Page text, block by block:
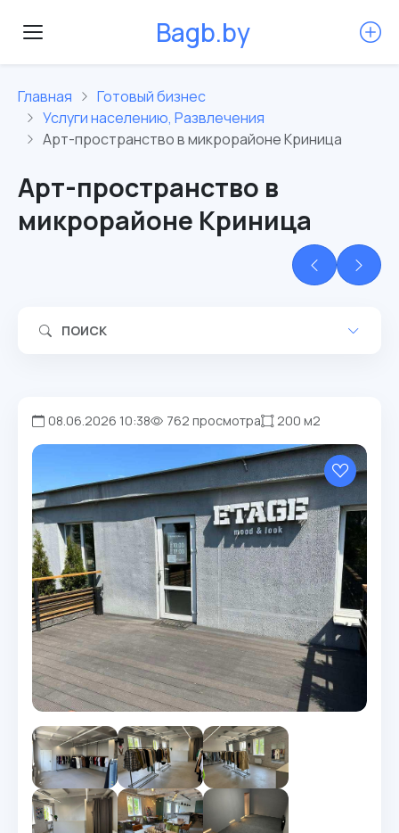
Bagb.by
Главная
Готовый бизнес
Услуги населению, Развлечения
Арт-пространство в микрорайоне Криница
Арт-пространство в
микрорайоне Криница
ПОИСК
08.06.2026 10:38 762 просмотра 200 м2